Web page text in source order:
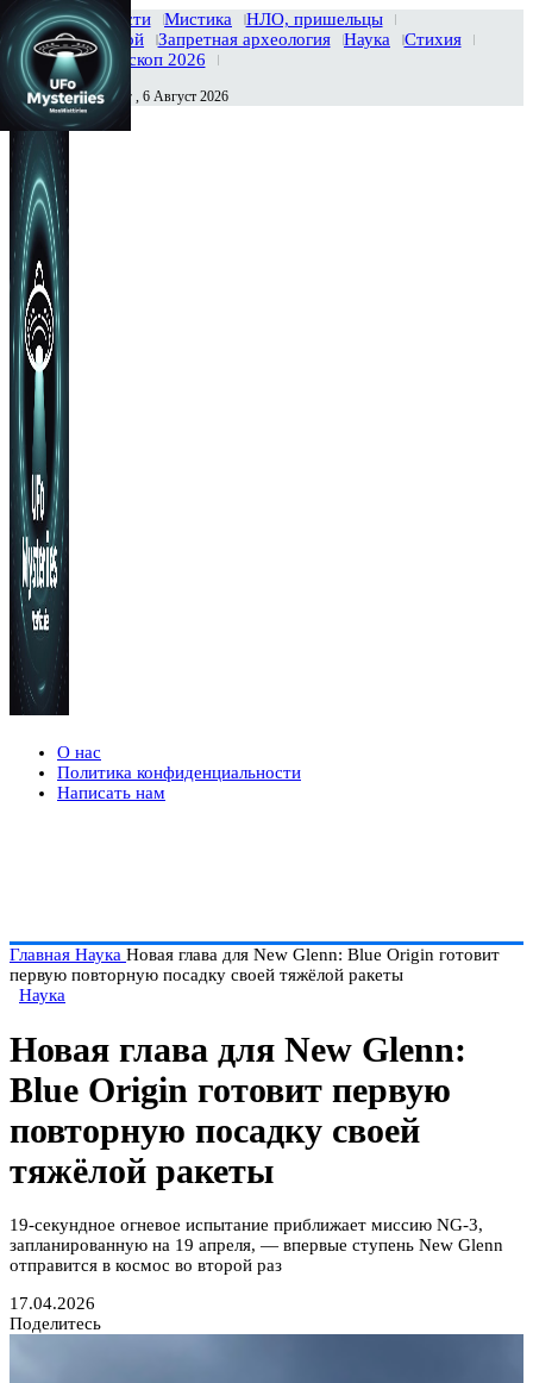
Главная Новости Мистика
НЛО, пришельцы
Тайны вселенной
Запретная археология Наука
Стихия
История
Гороскоп 2026
Сегодня Четверг , 6 Август 2026
О нас
Политика конфиденциальности
Написать нам
Главная Наука Новая глава для New Glenn: Blue Origin готовит
первую повторную посадку своей тяжёлой ракеты
Наука
Новая глава для New Glenn:
Blue Origin готовит первую
повторную посадку своей
тяжёлой ракеты
19-секундное огневое испытание приближает миссию NG-3,
запланированную на 19 апреля, — впервые ступень New Glenn
отправится в космос во второй раз
17.04.2026
Поделитесь